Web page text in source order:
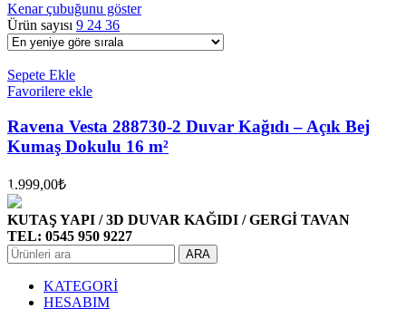
Kenar çubuğunu göster
Ürün sayısı 9 24 36
Sepete Ekle
Favorilere ekle
Ravena Vesta 288730-2 Duvar Kağıdı – Açık Bej
Kumaş Dokulu 16 m²
1.999,00₺
KUTAŞ YAPI / 3D DUVAR KAĞIDI / GERGİ TAVAN
TEL: 0545 950 9227
ARA
KATEGORİ
HESABIM